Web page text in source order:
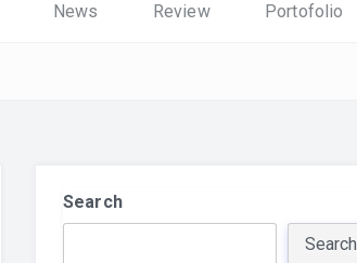
News Review Portofolio
Search
Search